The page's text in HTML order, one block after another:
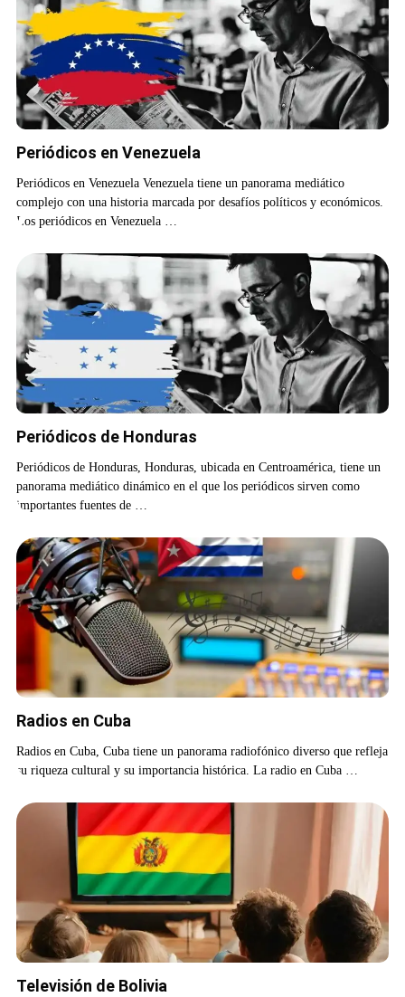
Periódicos en Venezuela
Periódicos en Venezuela Venezuela tiene un panorama mediático
complejo con una historia marcada por desafíos políticos y económicos.
Los periódicos en Venezuela …
Periódicos de Honduras
Periódicos de Honduras, Honduras, ubicada en Centroamérica, tiene un
panorama mediático dinámico en el que los periódicos sirven como
importantes fuentes de …
Radios en Cuba
Radios en Cuba, Cuba tiene un panorama radiofónico diverso que refleja
su riqueza cultural y su importancia histórica. La radio en Cuba …
Televisión de Bolivia